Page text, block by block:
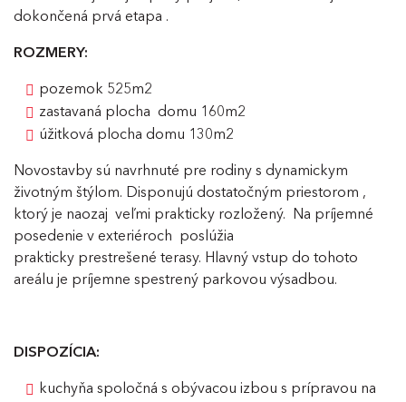
dokončená prvá etapa .
ROZMERY:
pozemok 525m2
zastavaná plocha domu 160m2
úžitková plocha domu 130m2
Novostavby sú navrhnuté pre rodiny s dynamickym
životným štýlom. Disponujú dostatočným priestorom ,
ktorý je naozaj veľmi prakticky rozložený. Na príjemné
posedenie v exteriéroch poslúžia
prakticky prestrešené terasy. Hlavný vstup do tohoto
areálu je príjemne spestrený parkovou výsadbou.
DISPOZÍCIA:
kuchyňa spoločná s obývacou izbou s prípravou na